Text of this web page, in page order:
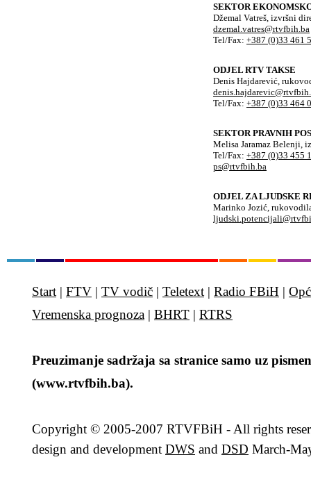
SEKTOR
Džemal Vatreš, izvršni
dzemal.vatres@rtvfbih.ba
Tel/Fax: +387 (0)33 461
ODJEL RTV TAKSE
Denis Hajdarević,
Tel/Fax: +387 (0)33 464
SEKTOR PRAVNIH
Melisa Jaramaz Belenji,
Tel/Fax: +387 (0)33 455
ps@rtvfbih.ba
ODJEL ZA LJUDSKE
Marinko Jozić,
Start | FTV | TV vodič | Teletext | Radio FBiH |
Vremenska prognoza | BHRT | RTRS
Preuzimanje sadržaja sa stranice samo uz
(www.rtvfbih.ba).
Copyright © 2005-2007 RTVFBiH - All rights
design and development DWS and DSD March-